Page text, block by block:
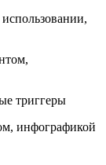
триггеры
инфографикой